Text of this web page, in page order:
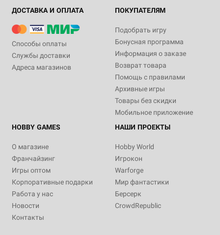
ДОСТАВКА И ОПЛАТА
Способы оплаты
Службы доставки
Адреса магазинов
ПОКУПАТЕЛЯМ
Подобрать игру
Бонусная программа
Информация о заказе
Возврат товара
Помощь с правилами
Архивные игры
Товары без скидки
Мобильное приложение
HOBBY GAMES
О магазине
Франчайзинг
Игры оптом
Корпоративные подарки
Работа у нас
Новости
Контакты
НАШИ ПРОЕКТЫ
Hobby World
Игрокон
Warforge
Мир фантастики
Берсерк
CrowdRepublic